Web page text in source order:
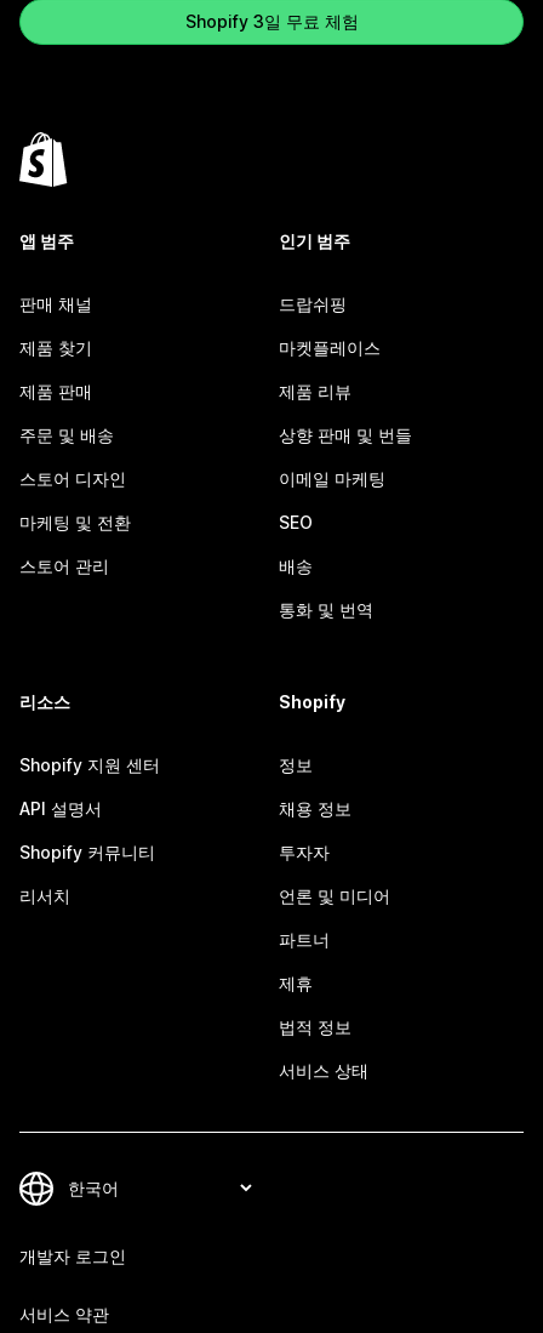
Shopify 3일 무료 체험
앱 범주
판매 채널
제품 찾기
제품 판매
주문 및 배송
스토어 디자인
마케팅 및 전환
스토어 관리
인기 범주
드랍쉬핑
마켓플레이스
제품 리뷰
상향 판매 및 번들
이메일 마케팅
SEO
배송
통화 및 번역
리소스
Shopify 지원 센터
API 설명서
Shopify 커뮤니티
리서치
Shopify
정보
채용 정보
투자자
언론 및 미디어
파트너
제휴
법적 정보
서비스 상태
개발자 로그인
서비스 약관